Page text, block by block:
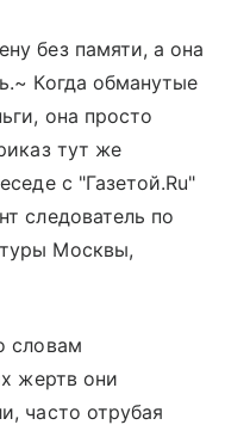
без памяти, а она
Когда обманутые
она просто
тут же
с "Газетой.Ru"
следователь по
Москвы,
словам
жертв они
часто отрубая